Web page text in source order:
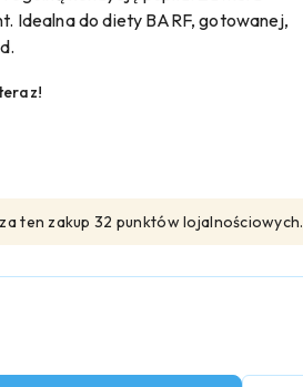
Idealna do diety BARF, gotowanej,
ten zakup 32 punktów lojalnościowych.